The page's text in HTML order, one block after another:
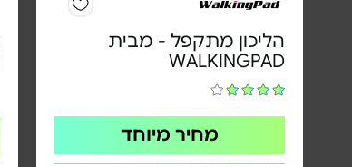
הליכון מתקפל - מבית
WALKINGPAD
מחיר מיוחד